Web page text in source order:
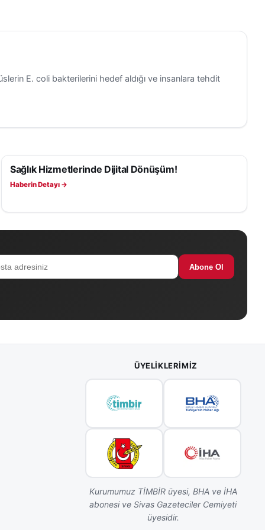
E. coli bakterilerini hedef aldığı ve insanlara tehdit
SAĞLIK
Sağlık Hizmetlerinde Dijital Dönüşüm!
Haberin Detayı →
Abone Ol
ÜYELIKLERIMIZ
Kurumumuz TİMBİR üyesi, BHA ve İHA
abonesi ve Sivas Gazeteciler Cemiyeti
üyesidir.